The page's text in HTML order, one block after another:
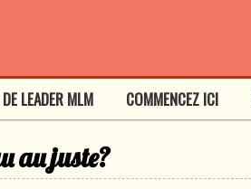
LEADER MLM COMMENCEZ ICI
au juste?